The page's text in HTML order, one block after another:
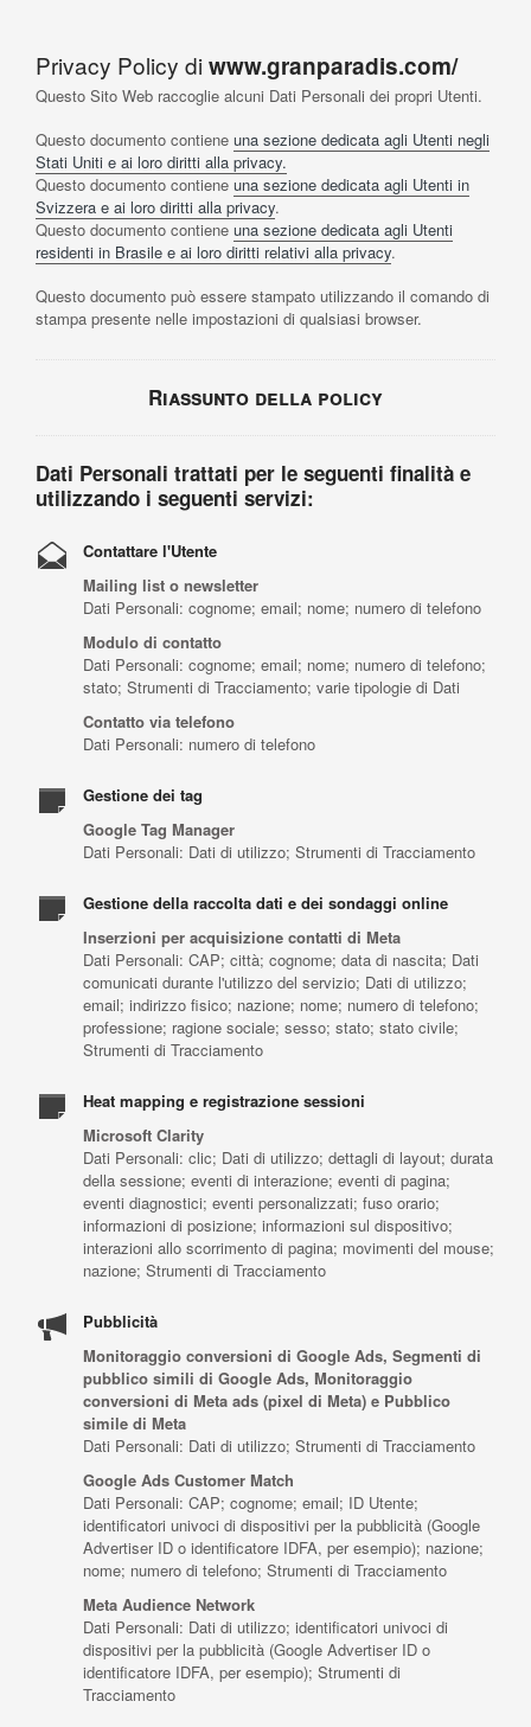
contentPrivacy Policy di www.granparadis.com/
Questo Sito Web raccoglie alcuni Dati Personali dei propri Utenti.
Questo documento contiene una sezione dedicata agli Utenti negli
Stati Uniti e ai loro diritti alla privacy.
Questo documento contiene una sezione dedicata agli Utenti in
Svizzera e ai loro diritti alla privacy.
Questo documento contiene una sezione dedicata agli Utenti
residenti in Brasile e ai loro diritti relativi alla privacy.
Questo documento può essere stampato utilizzando il comando di
stampa presente nelle impostazioni di qualsiasi browser.
Riassunto della policy
Dati Personali trattati per le seguenti finalità e
utilizzando i seguenti servizi:
Contattare l'Utente
Mailing list o newsletter
Dati Personali: cognome; email; nome; numero di telefono
Modulo di contatto
Dati Personali: cognome; email; nome; numero di telefono;
stato; Strumenti di Tracciamento; varie tipologie di Dati
Contatto via telefono
Dati Personali: numero di telefono
Gestione dei tag
Google Tag Manager
Dati Personali: Dati di utilizzo; Strumenti di Tracciamento
Gestione della raccolta dati e dei sondaggi online
Inserzioni per acquisizione contatti di Meta
Dati Personali: CAP; città; cognome; data di nascita; Dati
comunicati durante l'utilizzo del servizio; Dati di utilizzo;
email; indirizzo fisico; nazione; nome; numero di telefono;
professione; ragione sociale; sesso; stato; stato civile;
Strumenti di Tracciamento
Heat mapping e registrazione sessioni
Microsoft Clarity
Dati Personali: clic; Dati di utilizzo; dettagli di layout; durata
della sessione; eventi di interazione; eventi di pagina;
eventi diagnostici; eventi personalizzati; fuso orario;
informazioni di posizione; informazioni sul dispositivo;
interazioni allo scorrimento di pagina; movimenti del mouse;
nazione; Strumenti di Tracciamento
Pubblicità
Monitoraggio conversioni di Google Ads, Segmenti di
pubblico simili di Google Ads, Monitoraggio
conversioni di Meta ads (pixel di Meta) e Pubblico
simile di Meta
Dati Personali: Dati di utilizzo; Strumenti di Tracciamento
Google Ads Customer Match
Dati Personali: CAP; cognome; email; ID Utente;
identificatori univoci di dispositivi per la pubblicità (Google
Advertiser ID o identificatore IDFA, per esempio); nazione;
nome; numero di telefono; Strumenti di Tracciamento
Meta Audience Network
Dati Personali: Dati di utilizzo; identificatori univoci di
dispositivi per la pubblicità (Google Advertiser ID o
identificatore IDFA, per esempio); Strumenti di
Tracciamento